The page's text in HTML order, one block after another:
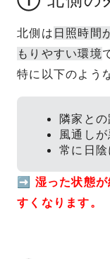
北側は 日照時間
もりやすい環境
特に以下のよう
隣家と
風通しが
常に日
➡ 湿った状態
すくなります。